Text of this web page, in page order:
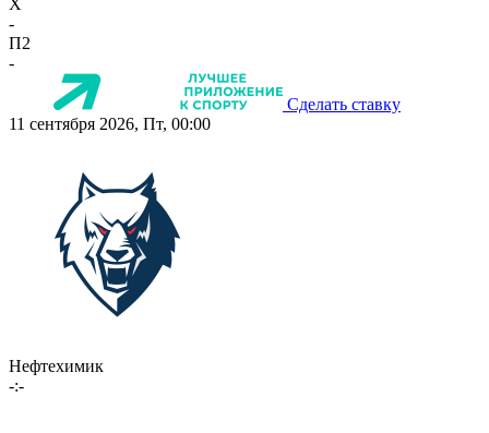
X
-
П2
-
Сделать ставку
11 сентября 2026, Пт, 00:00
Нефтехимик
-:-